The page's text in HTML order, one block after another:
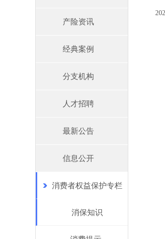
产险资讯
经典案例
分支机构
人才招聘
最新公告
信息公开
消费者权益保护专栏
消保知识